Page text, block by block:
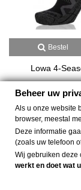
Bestel
Lowa 4-
€ 19,95
standaard sok
halfhoog model
4-seizoenen
Beheer uw
Als u onze website
browser, meestal
Deze informatie
(zoals uw telefoon
Wij gebruiken deze
werkt en doet wat